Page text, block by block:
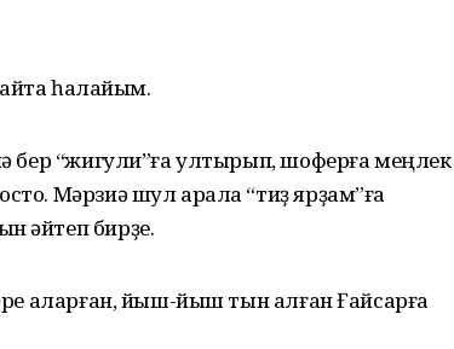
һалайым.
бер “жигули”ға ултырып, шоферға меңлек
Мәрзиә шул арала “тиҙ ярҙам”ға
әйтеп бирҙе.
аларған, йыш-йыш тын алған Ғайсарға